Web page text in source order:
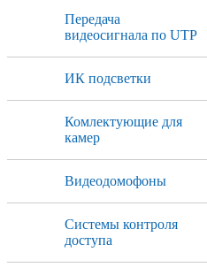
Передача
видеосигнала по UTP
ИК подсветки
Комлектующие для
камер
Видеодомофоны
Системы контроля
доступа